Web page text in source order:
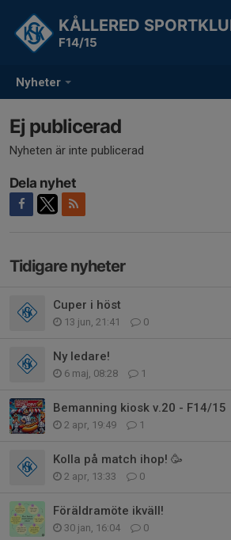
Nyheter
KÅLLERED
F14/15
Ej publicerad
Nyheten är inte publicerad
Dela nyhet
Tidigare nyheter
Cuper i höst
13 jun, 21:41 0
Ny ledare!
6 maj, 08:28 1
Bemanning kiosk v.20 - F14/15
2 apr, 19:49 1
Kolla på match ihop! 🥳
2 apr, 13:33 0
Föräldramöte ikväll!
30 jan, 16:04 0